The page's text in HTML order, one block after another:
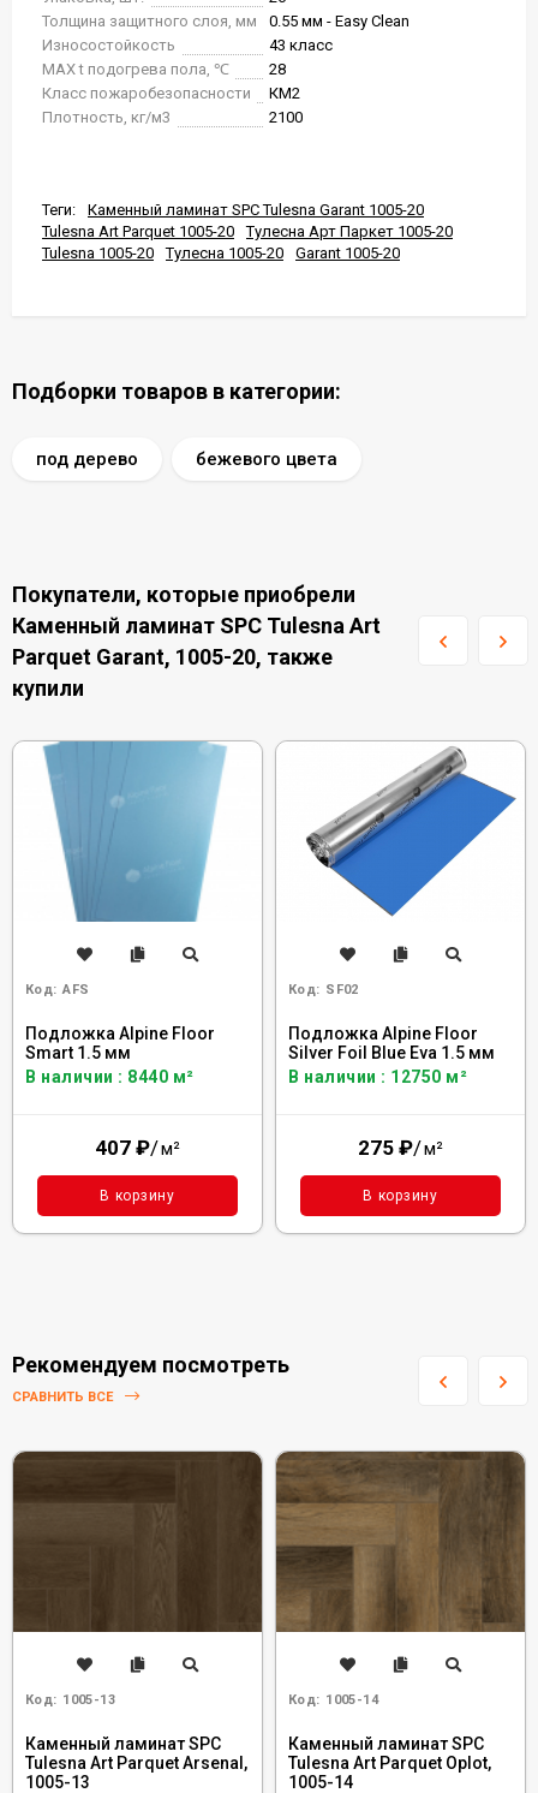
Толщина защитного слоя, мм
0.55 мм - Easy Clean
Износостойкость
43 класс
MAX t подогрева пола, ℃
28
Класс пожаробезопасности
КМ2
Плотность, кг/м3
2100
Теги:
Каменный ламинат SPC Tulesna Garant 1005-20
Tulesna Art Parquet 1005-20
Тулесна Арт Паркет 1005-20
Tulesna 1005-20
Тулесна 1005-20 Garant 1005-20
Подборки товаров в категории:
под дерево бежевого цвета
Покупатели, которые приобрели
Каменный ламинат SPC Tulesna Art
Parquet Garant, 1005-20, также
купили
Код: AFS
Подложка Alpine Floor
Smart 1.5 мм
В наличии : 8440 м²
407 ₽/м²
В корзину
Код: SF02
Подложка Alpine Floor
Silver Foil Blue Eva 1.5 мм
В наличии : 12750 м²
275 ₽/м²
В корзину
Рекомендуем посмотреть
СРАВНИТЬ ВСЕ
Код: 1005-13
Каменный ламинат SPC
Tulesna Art Parquet Arsenal,
1005-13
Код: 1005-14
Каменный ламинат SPC
Tulesna Art Parquet Oplot,
1005-14